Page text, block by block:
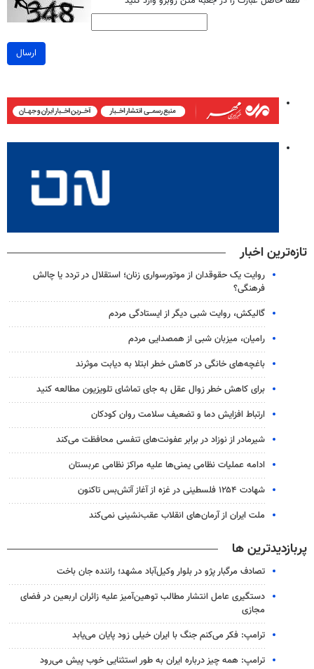
ارسال
تازه‌ترین اخبار
روایت یک حقوقدان از موتورسواری زنان؛ استقلال در تردد یا چالش
فرهنگی؟
گالیکش، روایت شبی دیگر از ایستادگی مردم
رامیان، میزبان شبی از همصدایی مردم
باغچه‌های خانگی در کاهش خطر ابتلا به دیابت موثرند
برای کاهش خطر زوال عقل به جای تماشای تلویزیون مطالعه کنید
ارتباط افزایش دما و تضعیف سلامت روان کودکان
شیرمادر از نوزاد در برابر عفونت‌های تنفسی محافظت می‌کند
ادامه عملیات نظامی یمنی‌ها علیه مراکز نظامی عربستان
شهادت ۱۲۵۴ فلسطینی در غزه از آغاز آتش‌بس تاکنون
ملت ایران از آرمان‌های انقلاب عقب‌نشینی نمی‌کند
پربازدیدترین ها
تصادف مرگبار پژو در بلوار وکیل‌آباد مشهد؛ راننده جان باخت
دستگیری عامل انتشار مطالب توهین‌آمیز علیه زائران اربعین در فضای
مجازی
ترامپ: فکر می‌کنم جنگ با ایران خیلی زود پایان می‌یابد
ترامپ: همه چیز درباره ایران به طور استثنایی خوب پیش می‌رود